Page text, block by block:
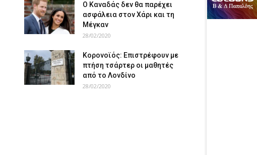
Ο Καναδάς δεν θα παρέχει
ασφάλεια στον Χάρι και τη
Μέγκαν
28/02/2020
Κορονοϊός: Επιστρέφουν με
πτήση τσάρτερ οι μαθητές
από το Λονδίνο
28/02/2020